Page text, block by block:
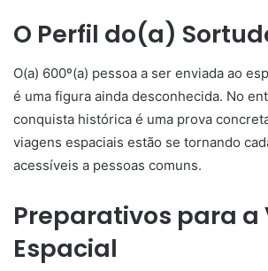
O Perfil do(a)
O(a) 600º(a) pessoa a ser enviada ao
é uma figura ainda desconhecida. No
conquista histórica é uma prova
viagens espaciais estão se tornando
acessíveis a pessoas comuns.
Preparativos para a
Espacial